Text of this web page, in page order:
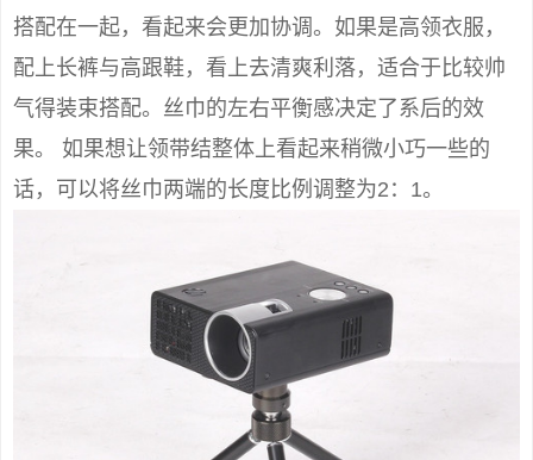
搭配在一起，看起来会更加协调。如果是高领衣服，
配上长裤与高跟鞋，看上去清爽利落，适合于比较帅
气得装束搭配。丝巾的左右平衡感决定了系后的效
果。 如果想让领带结整体上看起来稍微小巧一些的
话，可以将丝巾两端的长度比例调整为2：1。